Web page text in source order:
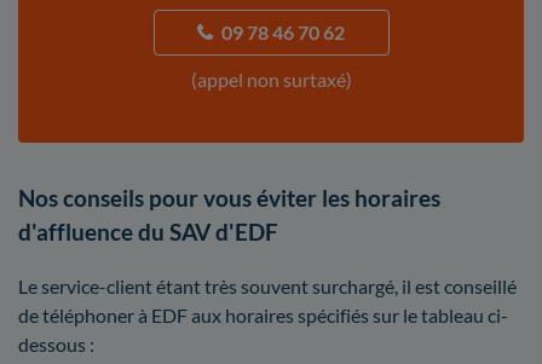
09 78 46 70 62
(appel non surtaxé)
Nos conseils pour vous éviter les horaires
d'affluence du SAV d'EDF
Le service-client étant très souvent surchargé, il est conseillé
de téléphoner à EDF aux horaires spécifiés sur le tableau ci-
dessous :